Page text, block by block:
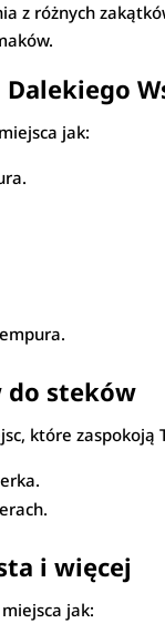
z różnych
jak:
do steków
które zaspokoją
i więcej
jak: